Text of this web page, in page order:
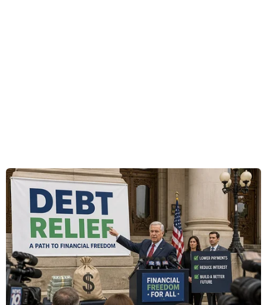
Các nhân chứng cho biết đã nhìn thấy chiếc xe
lao đi trên con phố và những tia lửa bay ra từ
phía dưới xe, nhiều khả năng là từ một chiếc xe
đạp bị xe bus nghiền nát.
Bảy người bị thương nhẹ đã được đưa tới bệnh
viện Đại học Skane để điều trị. Cảnh sát hiện
vẫn đang tiếp tục điều tra mối liên hệ giữa vụ